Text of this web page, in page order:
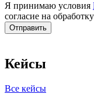
Я принимаю условия
согласие на
Кейсы
Все кейсы